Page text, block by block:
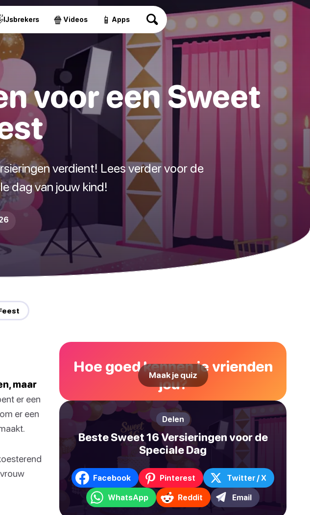
IJsbrekers 🍿 Videos 📱 Apps
voor een Sweet
verdient! Lees verder voor de
dag van jouw kind!
maar
er een
er een
Hoe goed kennen je vrienden
jou?
Maak je quiz
Delen
Beste Sweet 16 Versieringen voor de
Speciale Dag
Facebook Pinterest Twitter / X
WhatsApp Reddit Email